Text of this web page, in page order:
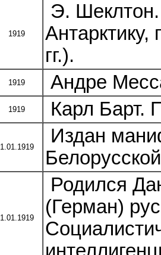
1919
Э. Шеклтон.
гг.).
1919 Андре
1919 Карл Барт.
1.01.1919
Издан
1.01.1919
Родился
(Герман)